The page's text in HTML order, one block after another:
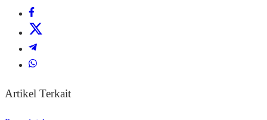
Artikel Terkait